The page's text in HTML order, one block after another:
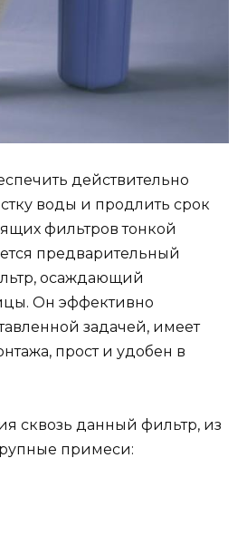
действительно
воды и продлить срок
фильтров тонкой
предварительный
осаждающий
Он эффективно
задачей, имеет
прост и удобен в
сквозь данный фильтр, из
примеси: